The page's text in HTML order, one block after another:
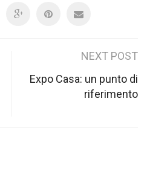
NEXT POST
Expo Casa: un punto di
riferimento